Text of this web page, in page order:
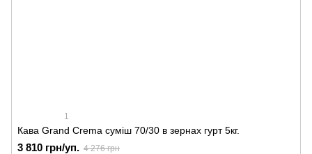
1
Кава Grand Crema суміш 70/30 в зернах гурт 5кг.
3 810 грн/уп. 4 276 грн